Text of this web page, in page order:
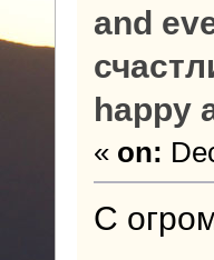
and
happy
« on:
С